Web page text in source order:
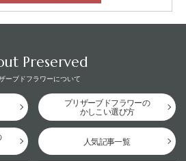
Preserved
ーブドフラワーについて
プリザーブドフラワーの
かしこい選び方
人気記事一覧